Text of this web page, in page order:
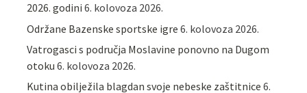
2026. godini 6. kolovoza 2026.
Održane Bazenske sportske igre 6. kolovoza 2026.
Vatrogasci s područja Moslavine ponovno na Dugom
otoku 6. kolovoza 2026.
Kutina obilježila blagdan svoje nebeske zaštitnice 6.